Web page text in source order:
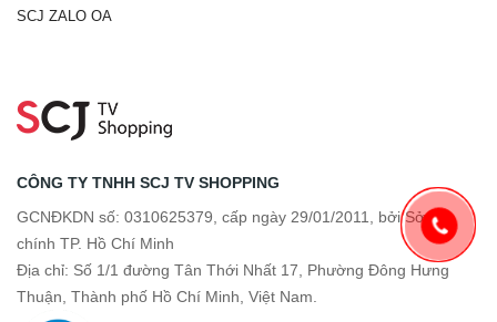
SCJ ZALO OA
CÔNG TY TNHH SCJ TV SHOPPING
GCNĐKDN số: 0310625379, cấp ngày 29/01/2011, bởi Sở tài
chính TP. Hồ Chí Minh
Địa chỉ: Số 1/1 đường Tân Thới Nhất 17, Phường Đông Hưng
Thuận, Thành phố Hồ Chí Minh, Việt Nam.